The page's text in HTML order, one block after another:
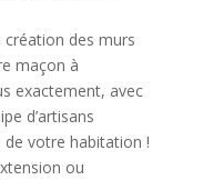
des murs
maçon à
exactement, avec
d’artisans
votre habitation !
ou